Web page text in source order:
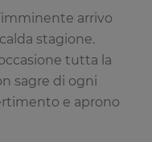
arrivo
stagione.
tutta la
sagre di ogni
e aprono